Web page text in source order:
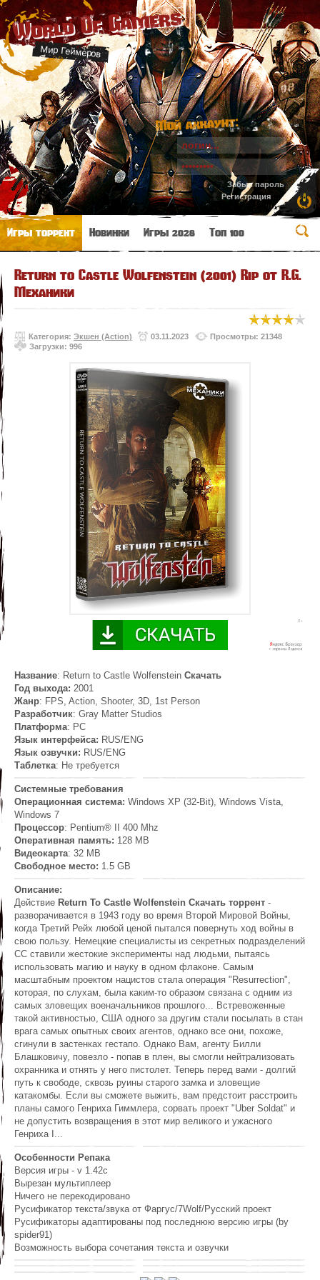
World Of Gamers
Мир Геймеров
Мой аккаунт:
Забыл пароль
Регистрация
Игры торрент Новинки Игры 2026 Топ 100
Return to Castle Wolfenstein (2001) Rip от R.G.
Механики
Категория: Экшен (Action) 03.11.2023
Просмотры: 21348
Загрузки: 996
Название: Return to Castle Wolfenstein Скачать
Год выхода: 2001
Жанр: FPS, Action, Shooter, 3D, 1st Person
Разработчик: Gray Matter Studios
Платформа: РС
Язык интерфейса: RUS/ENG
Язык озвучки: RUS/ENG
Таблетка: Не требуется
Системные требования
Операционная система: Windows XP (32-Bit), Windows Vista,
Windows 7
Процессор: Pentium® II 400 Mhz
Оперативная память: 128 MB
Видеокарта: 32 MB
Свободное место: 1.5 GB
Описание:
Действие Return To Castle Wolfenstein Скачать торрент -
разворачивается в 1943 году во время Второй Мировой Войны,
когда Третий Рейх любой ценой пытался повернуть ход войны в
свою пользу. Немецкие специалисты из секретных подразделений
СС ставили жестокие эксперименты над людьми, пытаясь
использовать магию и науку в одном флаконе. Самым
масштабным проектом нацистов стала операция "Resurrection",
которая, по слухам, была каким-то образом связана с одним из
самых зловещих военачальников прошлого... Встревоженные
такой активностью, США одного за другим стали посылать в стан
врага самых опытных своих агентов, однако все они, похоже,
сгинули в застенках гестапо. Однако Вам, агенту Билли
Блашковичу, повезло - попав в плен, вы смогли нейтрализовать
охранника и отнять у него пистолет. Теперь перед вами - долгий
путь к свободе, сквозь руины старого замка и зловещие
катакомбы. Если вы сможете выжить, вам предстоит расстроить
планы самого Генриха Гиммлера, сорвать проект "Uber Soldat" и
не допустить возвращения в этот мир великого и ужасного
Генриха I...
Особенности Репака
Версия игры - v 1.42c
Вырезан мультиплеер
Ничего не перекодировано
Русификатор текста/звука от Фаргус/7Wolf/Русский проект
Русификаторы адаптированы под последнюю версию игры (by
spider91)
Возможность выбора сочетания текста и озвучки